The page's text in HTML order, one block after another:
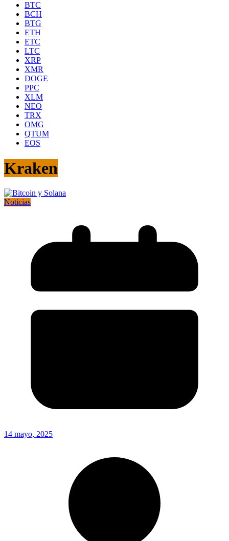
BTC
BCH
BTG
ETH
ETC
LTC
XRP
XMR
DOGE
PPC
XLM
NEO
TRX
OMG
QTUM
EOS
Kraken
Noticias
14 mayo, 2025